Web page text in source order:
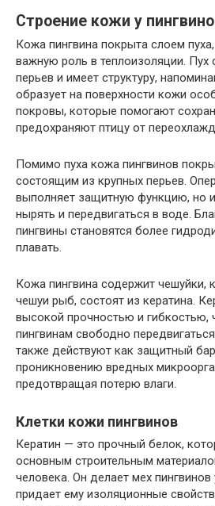
Строение кожи у
Кожа пингвина покрыта слоем
важную роль в теплоизоляции. Пух
перьев и имеет структуру,
образует на поверхности кожи
покровы, которые помогают
предохраняют птицу от
Помимо пуха кожа пингвинов
состоящим из крупных перьев.
выполняет защитную функцию, но
нырять и передвигаться в воде.
пингвины становятся более
плавать.
Кожа пингвина содержит чешуйки,
чешуи рыб, состоят из кератина.
высокой прочностью и гибкостью,
пингвинам свободно
также действуют как защитный
проникновению вредных
предотвращая потерю влаги.
Клетки кожи пингвинов
Кератин — это прочный белок,
основным строительным
человека. Он делает мех
придает ему изоляционные